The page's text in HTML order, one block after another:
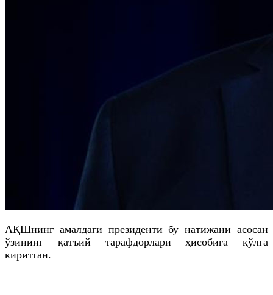
АҚШнинг амалдаги президенти бу натижани асосан
ўзининг қатъий тарафдорлари ҳисобига қўлга
киритган.